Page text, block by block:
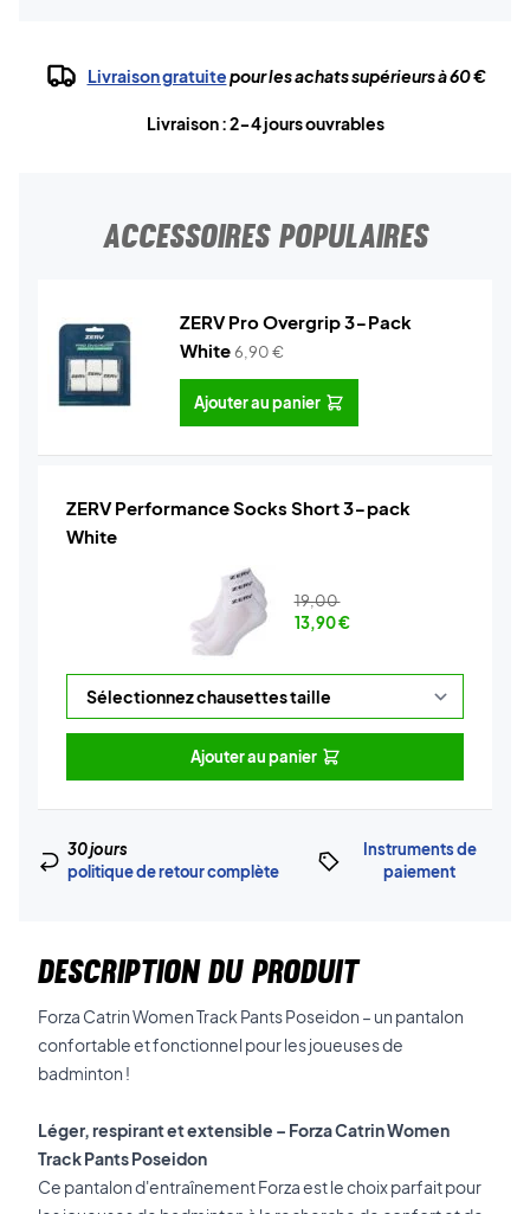
Livraison gratuitepour les achats supérieurs à 60 €
Livraison : 2-4 jours ouvrables
ACCESSOIRES POPULAIRES
ZERV Pro Overgrip 3-Pack
White6,90€
Ajouter au panier
ZERV Performance Socks Short 3-pack
White
19,00
13,90€
Ajouter au panier
30 jours
politique de retour complète
Instruments de
paiement
DESCRIPTION DU PRODUIT
Forza Catrin Women Track Pants Poseidon – un pantalon
confortable et fonctionnel pour les joueuses de
badminton !
Léger, respirant et extensible – Forza Catrin Women
Track Pants Poseidon
Ce pantalon d'entraînement Forza est le choix parfait pour